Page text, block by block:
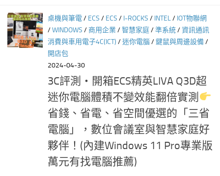
桌機與筆電/ ECS / ECS / I-ROCKS / INTEL/ IOT物聯網
/WINDOWS /商用企業/智慧家庭/準系統/資訊通訊
消費與車用電子4C(ICT) /迷你電腦/鍵鼠與周邊設備/
開店包
2024-04-30
3C評測‧開箱ECS精英LIVA Q3D超
迷你電腦體積不變效能翻倍實測
省錢、省電、省空間優選的「三省
電腦」，數位會議室與智慧家庭好
夥伴！(內建Windows 11 Pro專業版
萬元有找電腦推薦)